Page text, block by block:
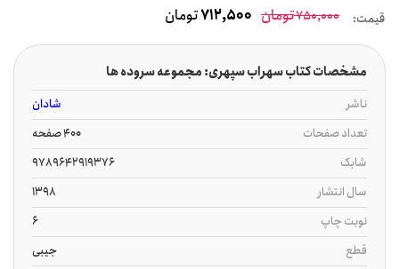
قیمت: 750,000تومان 712,500تومان
مشخصات کتاب سهراب سپهری: مجموعه سروده ها
ناشر
شادان
تعداد صفحات
400 صفحه
شابک
9789642919376
سال انتشار
1398
نوبت چاپ
6
قطع
جیبی